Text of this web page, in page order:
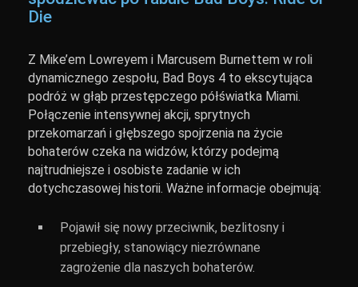
Die
Z Mike’em Lowreyem i Marcusem Burnettem w roli
dynamicznego zespołu, Bad Boys 4 to ekscytująca
podróż w głąb przestępczego półświatka Miami.
Połączenie intensywnej akcji, sprytnych
przekomarzań i głębszego spojrzenia na życie
bohaterów czeka na widzów, którzy podejmą
najtrudniejsze i osobiste zadanie w ich
dotychczasowej historii. Ważne informacje obejmują:
Pojawił się nowy przeciwnik, bezlitosny i
przebiegły, stanowiący niezrównane
zagrożenie dla naszych bohaterów.